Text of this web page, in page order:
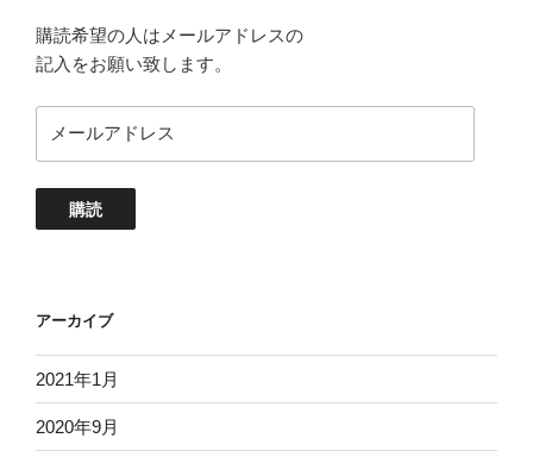
購読希望の人はメールアドレスの
記入をお願い致します。
ー
ド
購読
アーカイブ
2021年1月
2020年9月